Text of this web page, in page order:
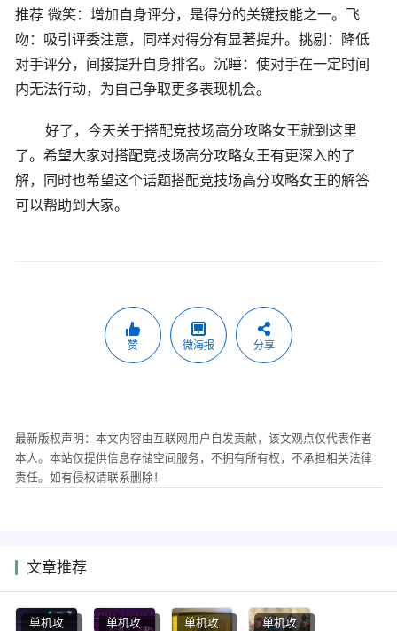
推荐 微笑：增加自身评分，是得分的关键技能之一。飞
吻：吸引评委注意，同样对得分有显著提升。挑剔：降低
对手评分，间接提升自身排名。沉睡：使对手在一定时间
内无法行动，为自己争取更多表现机会。
好了，今天关于搭配竞技场高分攻略女王就到这里
了。希望大家对搭配竞技场高分攻略女王有更深入的了
解，同时也希望这个话题搭配竞技场高分攻略女王的解答
可以帮助到大家。
赞 微海报 分享
最新版权声明：本文内容由互联网用户自发贡献，该文观点仅代表作者
本人。本站仅提供信息存储空间服务，不拥有所有权，不承担相关法律
责任。如有侵权请联系删除！
文章推荐
单机攻
单机攻
单机攻
单机攻